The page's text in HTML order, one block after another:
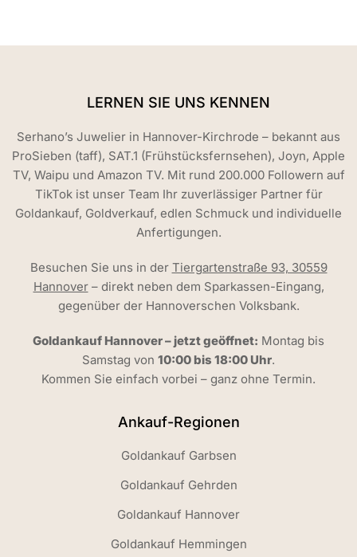
LERNEN SIE UNS KENNEN
Serhano’s Juwelier in Hannover-Kirchrode – bekannt aus
ProSieben (taff), SAT.1 (Frühstücksfernsehen), Joyn, Apple
TV, Waipu und Amazon TV. Mit rund 200.000 Followern auf
TikTok ist unser Team Ihr zuverlässiger Partner für
Goldankauf, Goldverkauf, edlen Schmuck und individuelle
Anfertigungen.
Besuchen Sie uns in der Tiergartenstraße 93, 30559
Hannover– direkt neben dem Sparkassen-Eingang,
gegenüber der Hannoverschen Volksbank.
Goldankauf Hannover – jetzt geöffnet: Montag bis
Samstag von 10:00 bis 18:00 Uhr.
Kommen Sie einfach vorbei – ganz ohne Termin.
Ankauf-Regionen
Goldankauf Garbsen
Goldankauf Gehrden
Goldankauf Hannover
Goldankauf Hemmingen